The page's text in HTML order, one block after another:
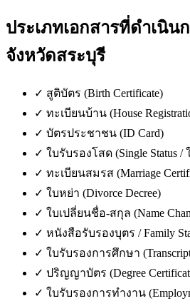
ประเภทเอกสารที่ดำเนิน
จังหวัดสระบุรี
✓ สูติบัตร (Birth Certificate)
✓ ทะเบียนบ้าน (House
✓ บัตรประชาชน (ID Card)
✓ ใบรับรองโสด (Single Status /
✓ ทะเบียนสมรส (Marriage
✓ ใบหย่า (Divorce Decree)
✓ ใบเปลี่ยนชื่อ-สกุล (Name
✓ หนังสือรับรองบุตร / Family
✓ ใบรับรองการศึกษา
✓ ปริญญาบัตร (Degree
✓ ใบรับรองการทำงาน